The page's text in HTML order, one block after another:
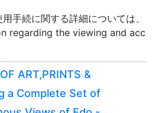
手続に関する詳細については、「
regarding the viewing and
ART,PRINTS &
a Complete Set of